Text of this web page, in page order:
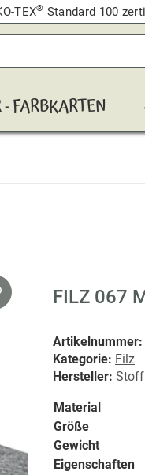
TEX® Standard 100
FARBKARTEN
FILZ 067
Artikelnummer:
Kategorie: Filz
Hersteller:
Material
Größe
Gewicht
Eigenschaften